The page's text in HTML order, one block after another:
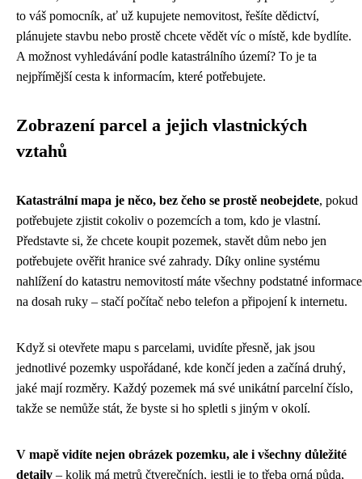
to váš pomocník, ať už kupujete nemovitost, řešíte dědictví,
plánujete stavbu nebo prostě chcete vědět víc o místě, kde bydlíte.
A možnost vyhledávání podle katastrálního území? To je ta
nejpřímější cesta k informacím, které potřebujete.
Zobrazení parcel a jejich vlastnických
vztahů
Katastrální mapa je něco, bez čeho se prostě neobejdete, pokud
potřebujete zjistit cokoliv o pozemcích a tom, kdo je vlastní.
Představte si, že chcete koupit pozemek, stavět dům nebo jen
potřebujete ověřit hranice své zahrady. Díky online systému
nahlížení do katastru nemovitostí máte všechny podstatné informace
na dosah ruky – stačí počítač nebo telefon a připojení k internetu.
Když si otevřete mapu s parcelami, uvidíte přesně, jak jsou
jednotlivé pozemky uspořádané, kde končí jeden a začíná druhý,
jaké mají rozměry. Každý pozemek má své unikátní parcelní číslo,
takže se nemůže stát, že byste si ho spletli s jiným v okolí.
V mapě vidíte nejen obrázek pozemku, ale i všechny důležité
detaily – kolik má metrů čtverečních, jestli je to třeba orná půda,